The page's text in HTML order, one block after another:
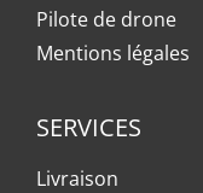
Pilote de drone
Mentions légales
SERVICES
Livraison